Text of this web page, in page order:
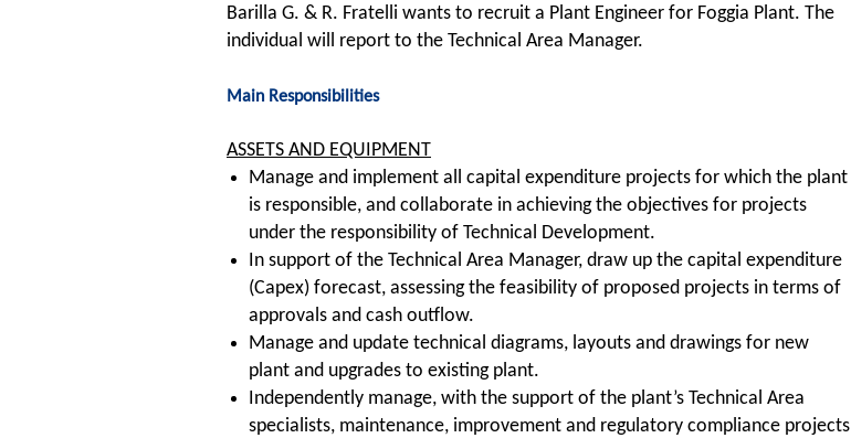
Barilla G. & R. Fratelli wants to recruit a Plant Engineer for Foggia Plant. The
individual will report to the Technical Area Manager.
Main Responsibilities
ASSETS AND EQUIPMENT
Manage and implement all capital expenditure projects for which the plant
is responsible, and collaborate in achieving the objectives for projects
under the responsibility of Technical Development.
In support of the Technical Area Manager, draw up the capital expenditure
(Capex) forecast, assessing the feasibility of proposed projects in terms of
approvals and cash outflow.
Manage and update technical diagrams, layouts and drawings for new
plant and upgrades to existing plant.
Independently manage, with the support of the plant’s Technical Area
specialists, maintenance, improvement and regulatory compliance projects